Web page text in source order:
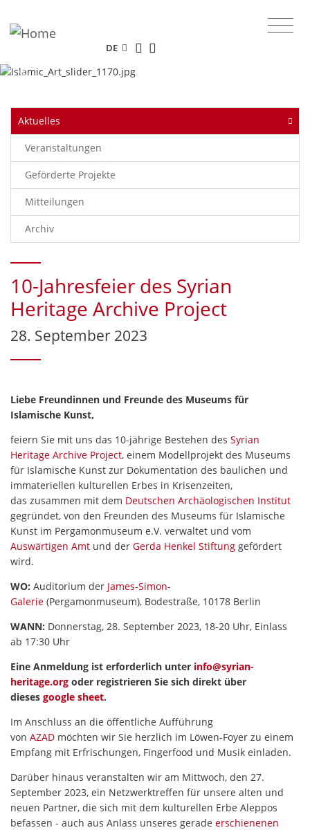
DE
Previous
Aktuelles
Veranstaltungen
Geförderte Projekte
Mitteilungen
Archiv
10-Jahresfeier des Syrian
Heritage Archive Project
28. September 2023
Liebe Freundinnen und Freunde des Museums für
Islamische Kunst,
feiern Sie mit uns das 10-jährige Bestehen des Syrian
Heritage Archive Project, einem Modellprojekt des Museums
für Islamische Kunst zur Dokumentation des baulichen und
immateriellen kulturellen Erbes in Krisenzeiten,
das zusammen mit dem Deutschen Archäologischen Institut
gegründet, von den Freunden des Museums für Islamische
Kunst im Pergamonmuseum e.V. verwaltet und vom
Auswärtigen Amt und der Gerda Henkel Stiftung gefördert
wird.
WO: Auditorium der James-Simon-
Galerie (Pergamonmuseum), Bodestraße, 10178 Berlin
WANN: Donnerstag, 28. September 2023, 18-20 Uhr, Einlass
ab 17:30 Uhr
Eine Anmeldung ist erforderlich unter info@syrian-
heritage.org oder registrieren Sie sich direkt über
dieses google sheet.
Im Anschluss an die öffentliche Aufführung
von AZAD möchten wir Sie herzlich im Löwen-Foyer zu einem
Empfang mit Erfrischungen, Fingerfood und Musik einladen.
Darüber hinaus veranstalten wir am Mittwoch, den 27.
September 2023, ein Netzwerktreffen für unsere alten und
neuen Partner, die sich mit dem kulturellen Erbe Aleppos
befassen - auch aus Anlass unseres gerade erschienenen